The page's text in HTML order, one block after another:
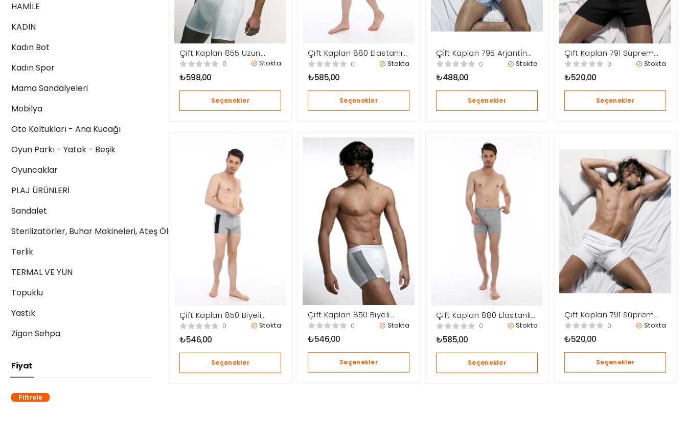
HAMİLE
KADIN
Kadın Bot
Kadın Spor
Mama Sandalyeleri
Mobilya
Oto Koltukları - Ana Kucağı
Oyun Parkı - Yatak - Beşik
Oyuncaklar
PLAJ ÜRÜNLERİ
Sandalet
Sterilizatörler, Buhar Makineleri, Ateş Ölçerler
Terlik
TERMAL VE YÜN
Topuklu
Yastık
Zigon Sehpa
Fiyat
Filtrele
Çift Kaplan 855 Uzun
Erkek Boxer0 Stokta
₺598,00
Seçenekler
Çift Kaplan 880 Elastanlı
Erkek Boxer0 Stokta
₺585,00
Seçenekler
Çi̇ft Kaplan 795 Arjanti̇n
Kül Popli̇n
0 Stokta
₺488,00
Seçenekler
Çift Kaplan 791 Süprem
Kumaş Erkek Boxer
0 Stokta
₺520,00
Seçenekler
Çift Kaplan 850 Biyeli
Likralı Erkek Boxer
0 Stokta
₺546,00
Seçenekler
Çift Kaplan 850 Biyeli
Likralı Erkek Boxer
0 Stokta
₺546,00
Seçenekler
Çift Kaplan 880 Elastanlı
Erkek Boxer0 Stokta
₺585,00
Seçenekler
Çift Kaplan 791 Süprem
Kumaş Erkek Boxer
0 Stokta
₺520,00
Seçenekler